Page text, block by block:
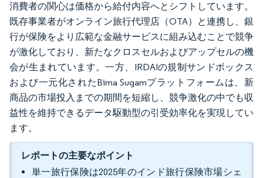
消費者の関心は価格から給付内容へとシフトしています。
既存事業者がオンライン旅行代理店（OTA）と連携し、銀
行が保険をより広範な金融サービスに組み込むことで競争
が激化しており、新たなクロスセルおよびアップセルの機
会が生まれています。一方、IRDAIの規制サンドボックス
および一元化されたBima Sugamプラットフォームは、新
商品の市場投入までの期間を短縮し、競争激化の中でも収
益性を維持できるデータ駆動型の引受効率化を実現してい
ます。
レポートの主要なポイント
単一旅行保険は2025年のインド旅行保険市場シェ